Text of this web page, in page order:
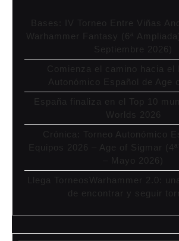
Bases: IV Torneo Entre Viñas
Warhammer Fantasy (6ª
Septiembre 2026)
Comienza el camino hacia el
Autonómico Español de Age
España finaliza en el Top 10
Worlds 2026
Crónica: Torneo Autonómico
Equipos 2026 – Age of Sigmar
– Mayo 2026)
Llega TorneosWarhammer 2.0:
de encontrar y seguir